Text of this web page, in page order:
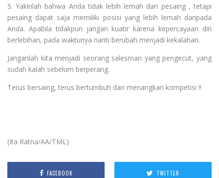
5. Yakinlah bahwa Anda tidak lebih lemah dari pesaing , tetapi
pesaing dapat saja memiliki posisi yang lebih lemah daripada
Anda. Apabila tidakpun jangan kuatir karena kepercayaan diri
berlebihan, pada waktunya nanti berubah menjadi kekalahan.
Janganlah kita menjadi seorang salesman yang pengecut, yang
sudah kalah sebelum berperang.
Terus bersaing, terus bertumbuh dan menangkan kompetisi !!
(Ita Ratna/AA/TML)
FACEBOOK TWITTER